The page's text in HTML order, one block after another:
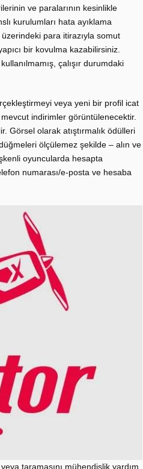
ve paralarının kesinlikle
kurulumları hata ayıklama
para itirazıyla somut
bir kovulma kazabilirsiniz.
çalışır durumdaki
veya yeni bir profil icat
indirimler görüntülenecektir.
Görsel olarak atıştırmalık ödülleri
ölçülemez şekilde – alın ve
oyuncularda hesapta
numarası/e-posta ve hesaba
taramasını mühendislik yardım